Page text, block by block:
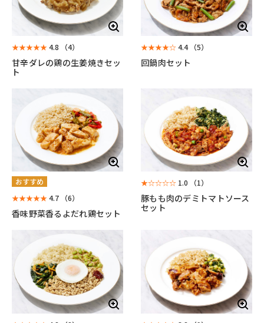
★★★★★4.8 （4）
甘辛ダレの鶏の生姜焼きセッ
ト
★★★★☆4.4 （5）
回鍋肉セット
おすすめ
★★★★★4.7 （6）
香味野菜香るよだれ鶏セット
★☆☆☆☆ 1.0 （1）
豚もも肉のデミトマトソース
セット